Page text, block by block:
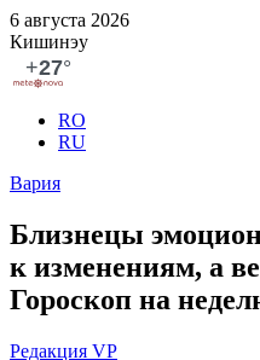
6 августа 2026
Кишинэу
RO
RU
Вария
Близнецы
к изменениям, а
Гороскоп на
Редакция VP